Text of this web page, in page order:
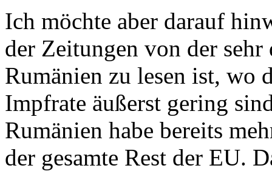
Ich möchte aber darauf
der Zeitungen von der
Rumänien zu lesen ist, wo
Impfrate äußerst gering
Rumänien habe bereits
der gesamte Rest der EU.